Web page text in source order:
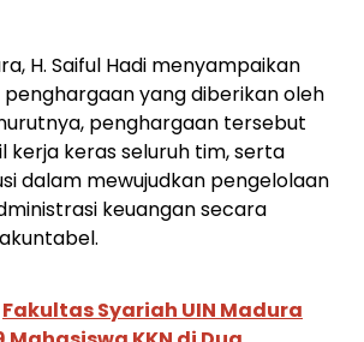
H. Saiful Hadi menyampaikan
yang diberikan oleh
penghargaan tersebut
kerja keras seluruh tim, serta
dalam mewujudkan pengelolaan
keuangan secara
Fakultas Syariah UIN Madura